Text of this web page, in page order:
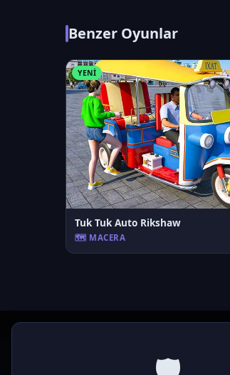
Benzer Oyunlar
YENI
Tuk Tuk Auto Rikshaw
🗺️ MACERA